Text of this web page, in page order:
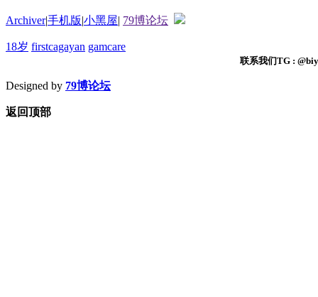
Archiver|手机版|小黑屋| 79博论坛
18岁 firstcagayan gamcare
联系我们TG :
Designed by 79博论坛
返回顶部